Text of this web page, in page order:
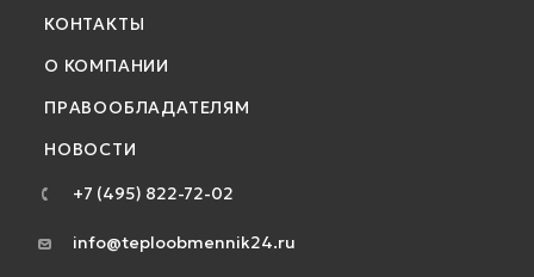
КОНТАКТЫ
О КОМПАНИИ
ПРАВООБЛАДАТЕЛЯМ
НОВОСТИ
+7 (495) 822-72-02
info@teploobmennik24.ru